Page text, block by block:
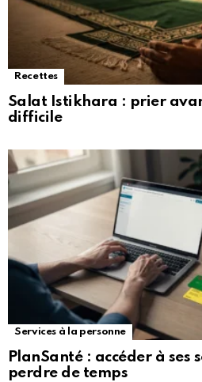
Recettes
Salat Istikhara : prier
difficile
Services à la personne
PlanSanté : accéder à ses
perdre de temps